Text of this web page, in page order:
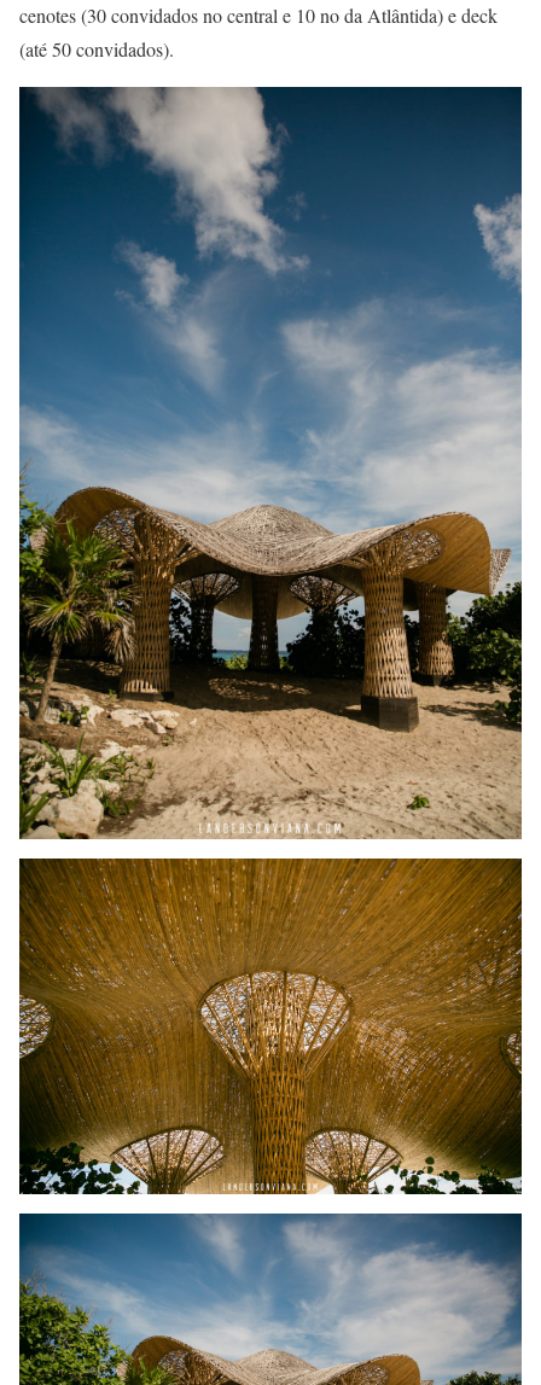
cenotes (30 convidados no central e 10 no da Atlântida) e deck
(até 50 convidados).